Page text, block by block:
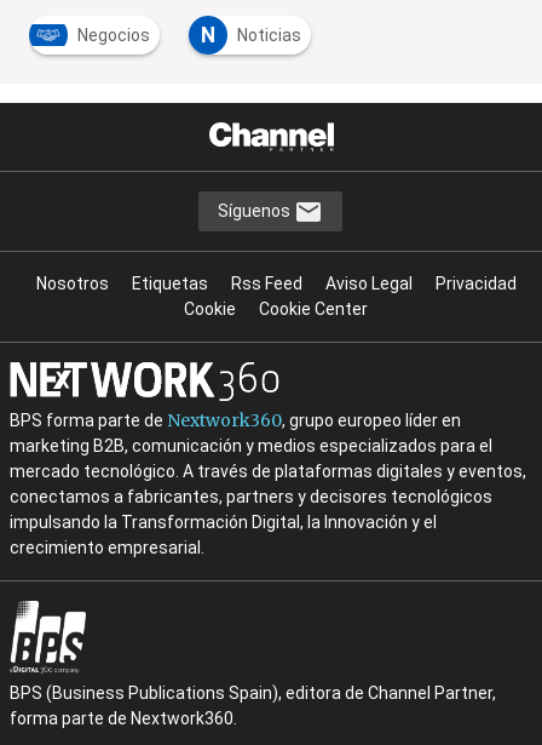
Negocios N Noticias
Síguenos
Nosotros Etiquetas Rss Feed Aviso Legal
Privacidad
Cookie
Cookie Center
BPS forma parte de Nextwork360, grupo europeo líder en
marketing B2B, comunicación y medios especializados para el
mercado tecnológico. A través de plataformas digitales y eventos,
conectamos a fabricantes, partners y decisores tecnológicos
impulsando la Transformación Digital, la Innovación y el
crecimiento empresarial.
BPS (Business Publications Spain), editora de Channel Partner,
forma parte de Nextwork360.